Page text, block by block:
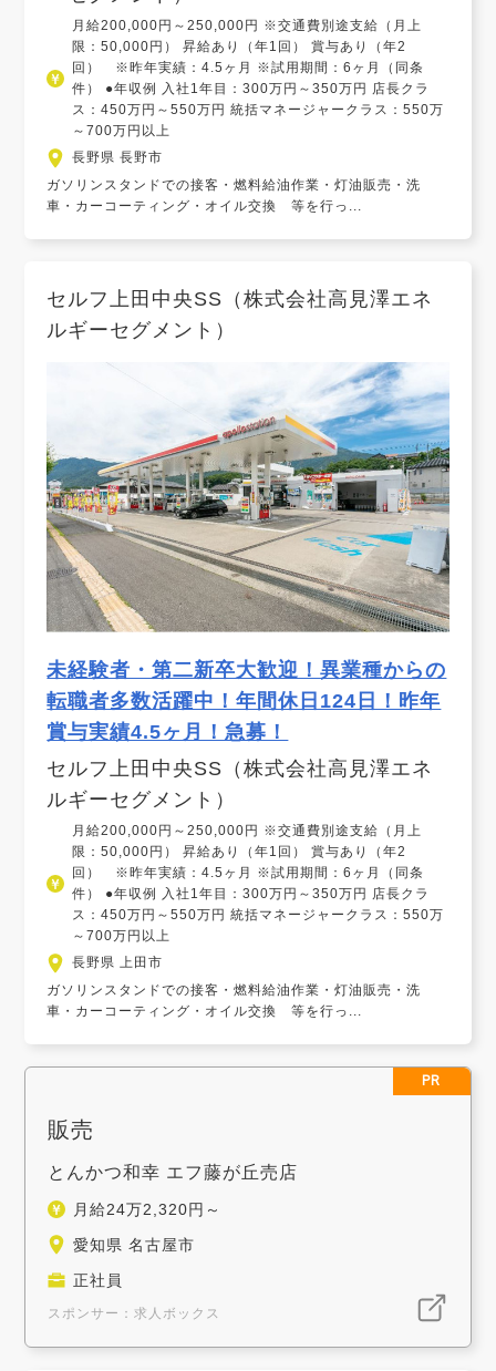
月給200,000円～250,000円 ※交通費別途支給（月上
限：50,000円） 昇給あり（年1回） 賞与あり（年2
回） ※昨年実績：4.5ヶ月 ※試用期間：6ヶ月（同条
件） ●年収例 入社1年目：300万円～350万円 店長クラ
ス：450万円～550万円 統括マネージャークラス：550万
～700万円以上
長野県 長野市
ガソリンスタンドでの接客・燃料給油作業・灯油販売・洗
車・カーコーティング・オイル交換 等を行っ...
セルフ上田中央SS（株式会社高見澤エネ
ルギーセグメント）
未経験者・第二新卒大歓迎！異業種からの
転職者多数活躍中！年間休日124日！昨年
賞与実績4.5ヶ月！急募！
セルフ上田中央SS（株式会社高見澤エネ
ルギーセグメント）
月給200,000円～250,000円 ※交通費別途支給（月上
限：50,000円） 昇給あり（年1回） 賞与あり（年2
回） ※昨年実績：4.5ヶ月 ※試用期間：6ヶ月（同条
件） ●年収例 入社1年目：300万円～350万円 店長クラ
ス：450万円～550万円 統括マネージャークラス：550万
～700万円以上
長野県 上田市
ガソリンスタンドでの接客・燃料給油作業・灯油販売・洗
車・カーコーティング・オイル交換 等を行っ...
PR
販売
とんかつ和幸 エフ藤が丘売店
月給24万2,320円～
愛知県 名古屋市
正社員
スポンサー：求人ボックス